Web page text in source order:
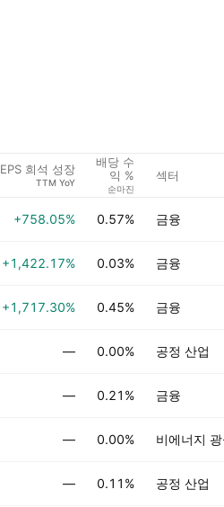
EPS 희석 성장
TTM YoY
배당 수
익 %
순마진
섹터
+758.05% 0.57% 금융
+1,422.17% 0.03% 금융
+1,717.30% 0.45% 금융
— 0.00% 공정 산업
— 0.21% 금융
— 0.00% 비에너지
— 0.11% 공정 산업